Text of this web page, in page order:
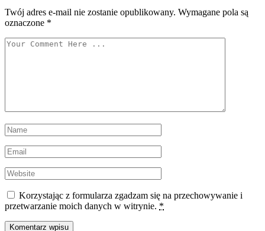
Twój adres e-mail nie zostanie opublikowany. Wymagane pola są
oznaczone *
Korzystając z formularza zgadzam się na przechowywanie i
przetwarzanie moich danych w witrynie. *